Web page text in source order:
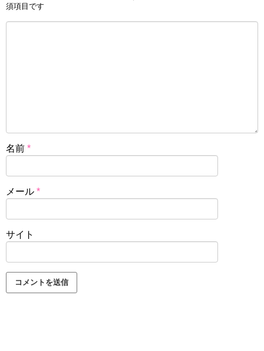
須項目です
名前 *
メール *
サイト